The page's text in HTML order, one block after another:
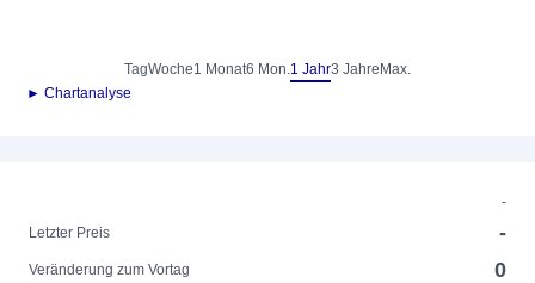
TagWoche1 Monat6 Mon.1 Jahr3 Jahre Max.
► Chartanalyse
-
Letzter Preis
-
Veränderung zum Vortag 0